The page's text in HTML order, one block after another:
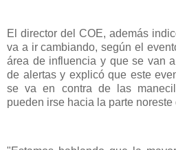
El director del COE, además
va a ir cambiando, según el
área de influencia y que se van
de alertas y explicó que este
se va en contra de las
pueden irse hacia la parte noreste